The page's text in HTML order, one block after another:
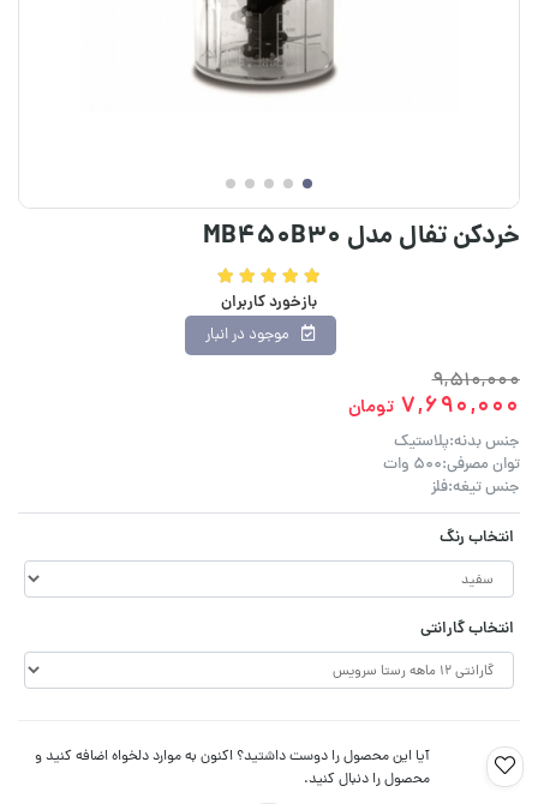
خردکن تفال مدل MB450B30
بازخورد کاربران
موجود در انبار
9,510,000
7,690,000 تومان
جنس بدنه:پلاستیک
توان مصرفی:500 وات
جنس تیغه:فلز
انتخاب رنگ
انتخاب گارانتی
آیا این محصول را دوست داشتید؟ اکنون به موارد دلخواه اضافه کنید و
محصول را دنبال کنید.